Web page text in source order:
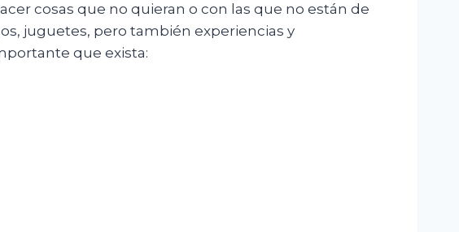
cosas que no quieran o con las que no están de
juguetes, pero también experiencias y
que exista: